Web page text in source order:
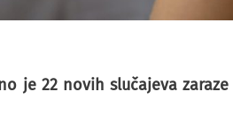
je 22 novih slučajeva